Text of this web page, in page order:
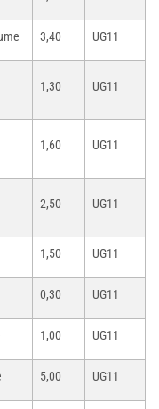
3,40 UG11
1,30 UG11
1,60 UG11
2,50 UG11
1,50 UG11
0,30 UG11
1,00 UG11
5,00 UG11